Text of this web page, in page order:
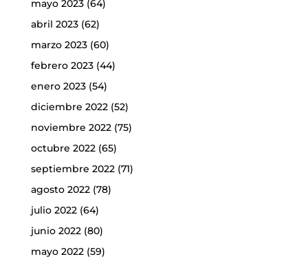
mayo 2023(64)
abril 2023(62)
marzo 2023(60)
febrero 2023(44)
enero 2023(54)
diciembre 2022(52)
noviembre 2022(75)
octubre 2022(65)
septiembre 2022(71)
agosto 2022(78)
julio 2022(64)
junio 2022(80)
mayo 2022(59)